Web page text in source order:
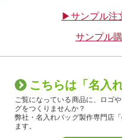
▶サンプル注
サンプル
こちらは「名入
ご覧になっている商品に、ロゴ
グをつくりませんか？
弊社・名入れバッグ製作専門店
ます。